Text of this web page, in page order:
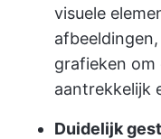
visuele
grafieken om
aantrekkelijk
Duidelijk